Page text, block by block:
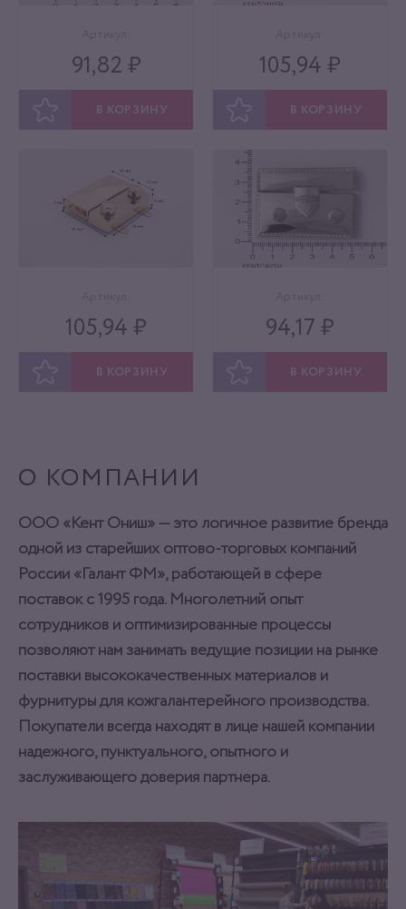
91,82 ₽
В КОРЗИНУ
105,94 ₽
В КОРЗИНУ
105,94 ₽
В КОРЗИНУ
94,17 ₽
В КОРЗИНУ
О КОМПАНИИ
ООО «Кент Ониш» — это логичное развитие бренда
одной из старейших оптово-торговых компаний
России «Галант ФМ», работающей в сфере
поставок с 1995 года. Многолетний опыт
сотрудников и оптимизированные процессы
позволяют нам занимать ведущие позиции на рынке
поставки высококачественных материалов и
фурнитуры для кожгалантерейного производства.
Покупатели всегда находят в лице нашей компании
надежного, пунктуального, опытного и
заслуживающего доверия партнера.